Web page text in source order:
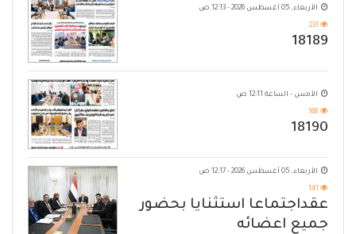
الأربعاء, 05 أغسطس 2026 - 12:13 ص
231
18189
الأمس - الساعة 12:11 ص
168
18190
الأربعاء, 05 أغسطس 2026 - 12:17 ص
141
عقداجتماعا استثنايا بحضور
جميع اعضائه